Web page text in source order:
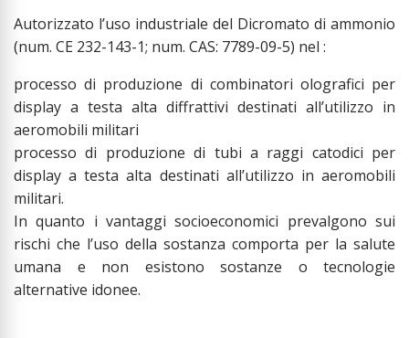
Autorizzato l’uso industriale del Dicromato di ammonio
(num. CE 232-143-1; num. CAS: 7789-09-5) nel :
processo di produzione di combinatori olografici per
display a testa alta diffrattivi destinati all’utilizzo in
aeromobili militari
processo di produzione di tubi a raggi catodici per
display a testa alta destinati all’utilizzo in aeromobili
militari.
In quanto i vantaggi socioeconomici prevalgono sui
rischi che l’uso della sostanza comporta per la salute
umana e non esistono sostanze o tecnologie
alternative idonee.